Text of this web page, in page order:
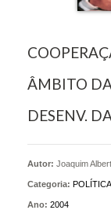
ÂMBITO
DESENV.
Autor: Joaquim
Categoria: POLÍTICA
Ano: 2004